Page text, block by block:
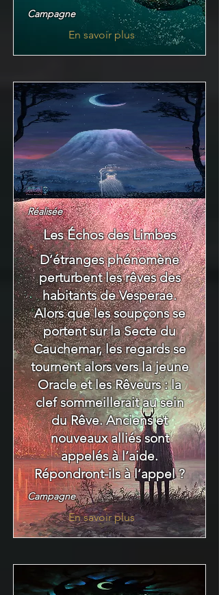
Campagne
En savoir plus
Réalisée
Les Échos des Limbes
D’étranges phénomène
perturbent les rêves des
habitants de Vesperae.
Alors que les soupçons se
portent sur la Secte du
Cauchemar, les regards se
tournent alors vers la jeune
Oracle et les Rêveurs : la
clef sommeillerait au sein
du Rêve. Anciens et
nouveaux alliés sont
appelés à l’aide.
Répondront-ils à l’appel ?
Campagne
En savoir plus